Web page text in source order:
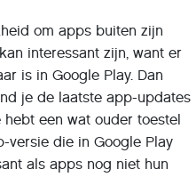
om apps buiten zijn
interessant zijn, want er
is in Google Play. Dan
je de laatste app-updates
een wat ouder toestel
versie die in Google Play
als apps nog niet hun